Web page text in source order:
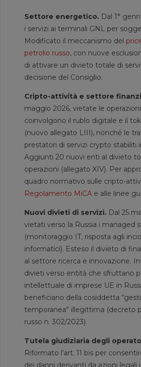
Settore energetico. Dal 1°
i servizi ai terminali GNL per
Modificato il meccanismo del
petrolio russo, con nuove
di attivare un divieto totale di
decisione del Consiglio.
Cripto-attività e settore
maggio 2026, vietate le
coinvolgono il rublo digitale e il
(nuovo allegato LIII), nonché le
prestatori di servizi crypto stabiliti
Aggiunti 20 nuovi enti al divieto
operazioni (allegato XIV). Per
quadro normativo sulle cripto-
Regolamento MiCA e alle linee
Nuovi divieti di servizi. Dal 25
vietati verso la Russia i managed
(monitoraggio IT, risposta agli
informatici). Esteso il divieto di
al settore ricerca e innovazione.
divieti verso entità che sfruttano
intellettuale di imprese UE in
beneficiano della cosiddetta
temporanea” illegittima (decreto
russo n. 302/2023).
Tutela giudiziaria degli
Riformato l’art. 11 bis per
dei danni derivanti da azioni legali